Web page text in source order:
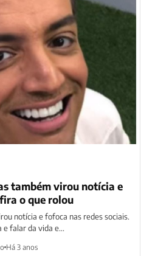
também virou notícia e
o que rolou
notícia e fofoca nas redes sociais.
e falar da vida e...
Há 3 anos